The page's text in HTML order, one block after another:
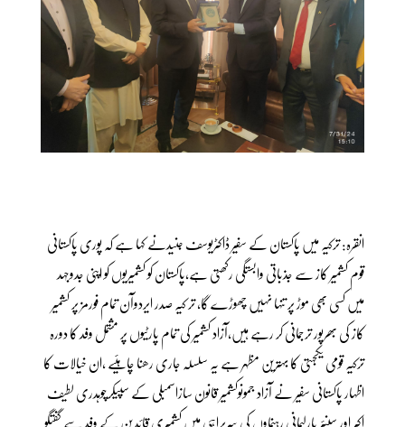
انقرہ: ترکیہ میں پاکستان کے سفیر ڈاکٹریوسف جنیدنے کہا ہے کہ پوری پاکستانی
قوم کشمیر کاز سے جذباتی وابستگی رکھتی ہے،پاکستان کو کشمیریوں کو اپنی جدوجہد
میں کسی بھی موڑ پر تنہا نہیں چھوڑے گا، تر کیہ صدر ایردوآن تمام فورمز پر کشمیر
کاز کی بھرپور ترجمانی کر رہے ہیں،آزاد کشمیر کی تمام پارٹیوں پر مشتمل وفد کا دورہ
ترکیہ قومی یکجہتی کا بہترین مظہر ہے یہ سلسلہ جاری رھنا چاہئیے ،ان خیالات کا
اظہار پاکستانی سفیر نے آزاد جموںوکشمیر قانون سازاسمبلی کے سپیکرچوہدری لطیف